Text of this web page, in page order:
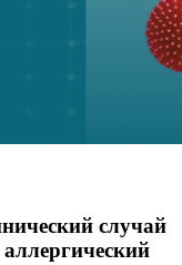
случай